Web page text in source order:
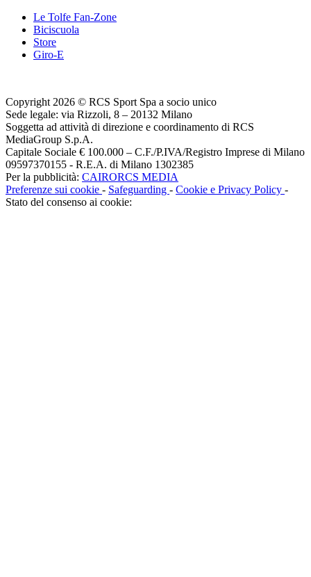
Le Tolfe Fan-Zone
Biciscuola
Store
Giro-E
Copyright 2026 © RCS Sport Spa a socio unico
Sede legale: via Rizzoli, 8 – 20132 Milano
Soggetta ad attività di direzione e coordinamento di RCS
MediaGroup S.p.A.
Capitale Sociale € 100.000 – C.F./P.IVA/Registro Imprese di Milano
09597370155 - R.E.A. di Milano 1302385
Per la pubblicità: CAIRORCS MEDIA
Preferenze sui cookie - Safeguarding - Cookie e Privacy Policy -
Stato del consenso ai cookie: